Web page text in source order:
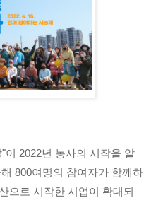
이 2022년 농사의 시작을 알
800여명의 참여자가 함께하
으로 시작한 시업이 확대되